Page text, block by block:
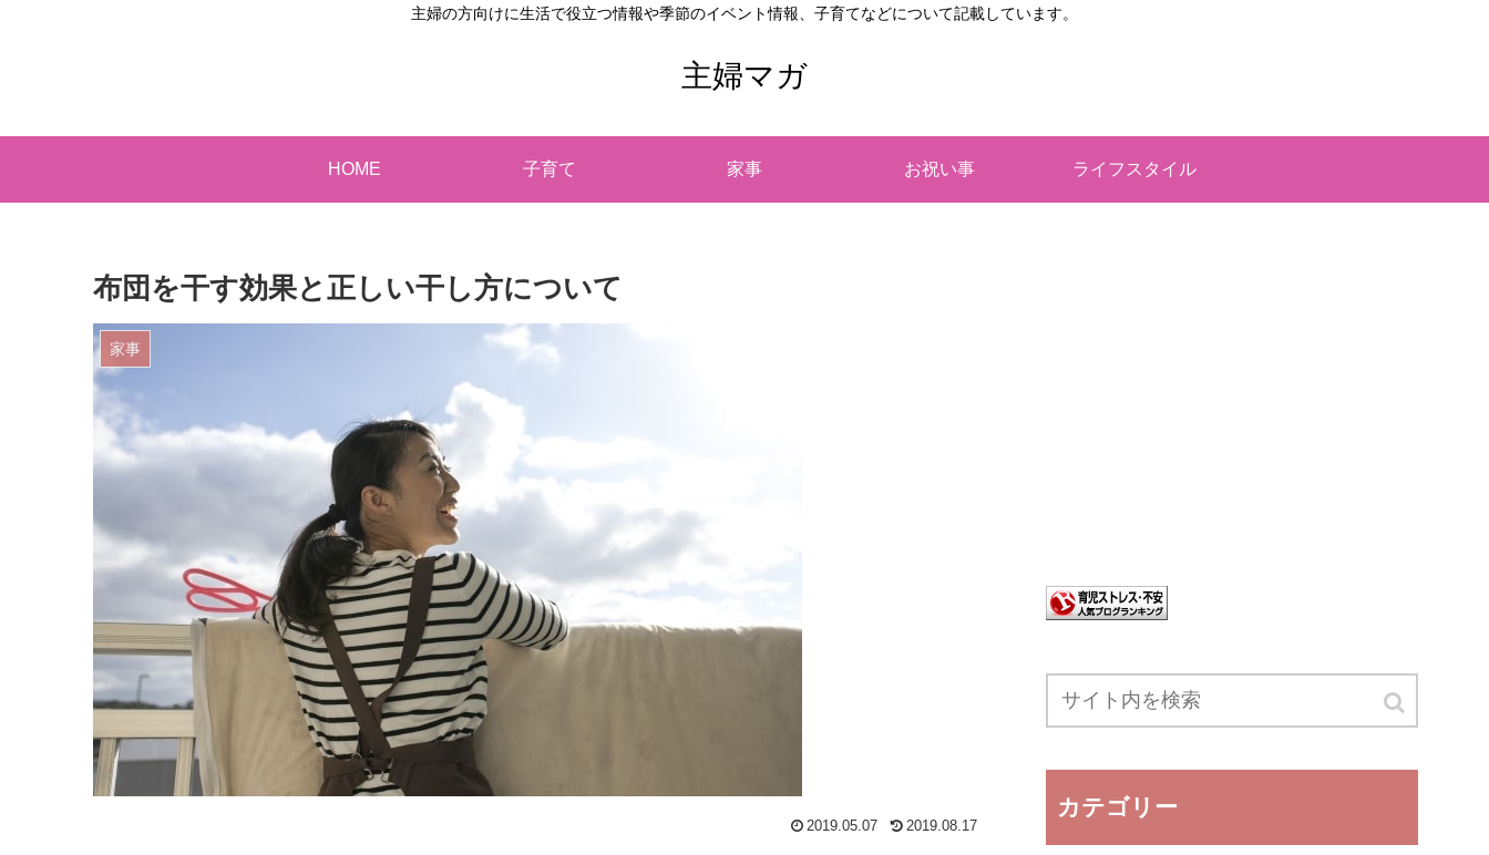
主婦の方向けに生活で役立つ情報や季節のイベント情報、子育てなどについて記載しています。
主婦マガ
HOME 子育て 家事 お祝い事 ライフスタイル
布団を干す効果と正しい干し方について
家事
2019.05.07 2019.08.17
カテゴリー